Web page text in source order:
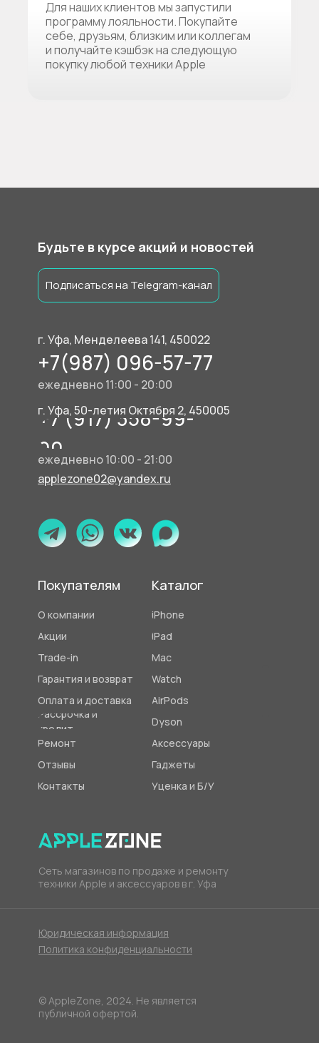
Для наших клиентов мы запустили
программу лояльности. Покупайте
себе, друзьям, близким или коллегам
и получайте кэшбэк на следующую
покупку любой техники Apple
О компании
Будьте в курсе акций и новостей
Акции
Trade-in
Сеть магазинов по продаже и ремонту
техники Apple и аксессуаров в г. Уфа
Гарантия и возврат
Оплата и доставка
г. Уфа, Менделеева 141, 450022
Рассрочка и
кредит
+7(987) 096-57-77
Ремонт
г. Уфа, 50-летия Октября 2, 450005
Отзывы
+7 (917) 358-99-
90
Контакты
ежедневно 10:00 - 21:00
Покупателям
applezone02@yandex.ru
iPhone
Юридическая информация
iPad
© AppleZone, 2024. Не является
публичной офертой.
Mac
Политика конфиденциальности
Watch
AirPods
Каталог
Подписаться на Telegram-канал
Аксессуары
Гаджеты
Уценка и Б/У
Dyson
ежедневно 11:00 - 20:00